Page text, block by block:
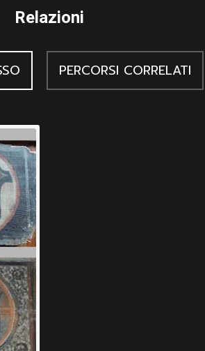
Relazioni
PERCORSI CORRELATI